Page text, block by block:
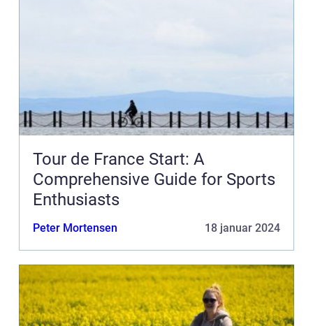
Tour de France Start: A
Comprehensive Guide for Sports
Enthusiasts
Peter Mortensen 18 januar 2024